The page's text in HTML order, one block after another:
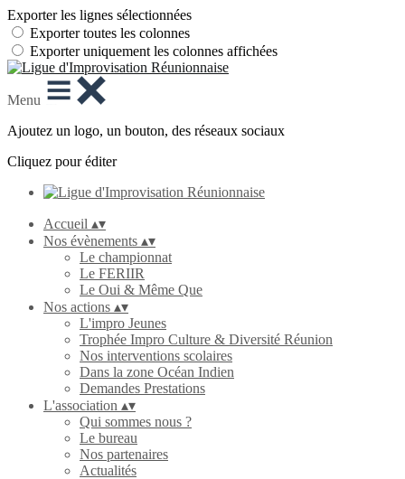
Exporter les lignes sélectionnées
Exporter toutes les colonnes
Exporter uniquement les colonnes affichées
Menu
Ajoutez un logo, un bouton, des réseaux sociaux
Cliquez pour éditer
Accueil ▴▾
Nos évènements ▴▾
Le championnat
Le FERIIR
Le Oui & Même Que
Nos actions ▴▾
L'impro Jeunes
Trophée Impro Culture & Diversité Réunion
Nos interventions scolaires
Dans la zone Océan Indien
Demandes Prestations
L'association ▴▾
Qui sommes nous ?
Le bureau
Nos partenaires
Actualités